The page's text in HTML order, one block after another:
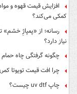
افزایش قیمت قهوه و
کمکی می‌کند؟
رسانه؛ از «پمپاژِ خشم»
نیاز دارد؟
چگونه گرفتگی چاه حمام
چرا افت قیمت تویوتا
چاپ uv dtf چیست؟